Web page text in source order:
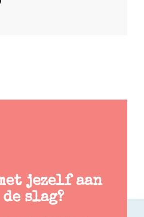
jezelf aan
de slag?